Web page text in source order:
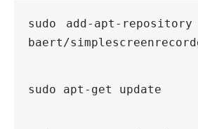
sudo add-apt-repository
baert/
sudo apt-get update